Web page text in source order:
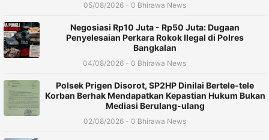
05/08/2026 - 0 Bhirawa News
Negosiasi Rp10 Juta - Rp50 Juta: Dugaan
Penyelesaian Perkara Rokok Ilegal di Polres
Bangkalan
04/08/2026 - 0 Bhirawa News
Polsek Prigen Disorot, SP2HP Dinilai Bertele-tele
Korban Berhak Mendapatkan Kepastian Hukum Bukan
Mediasi Berulang-ulang
02/08/2026 - 0 Bhirawa News